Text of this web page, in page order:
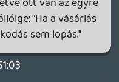
fogok
túl
vagy
vagy